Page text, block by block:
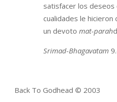
satisfacer los
cualidades le
un devoto mat-parah
Srimad-Bhagavatam
Back To Godhead © 2003